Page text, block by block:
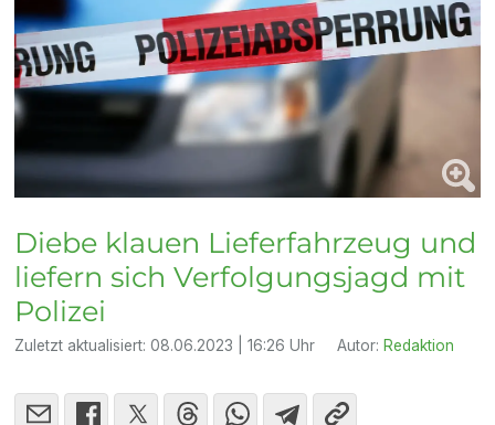
Diebe klauen Lieferfahrzeug und
liefern sich Verfolgungsjagd mit
Polizei
Zuletzt aktualisiert:08.06.2023 | 16:26 Uhr Autor: Redaktion